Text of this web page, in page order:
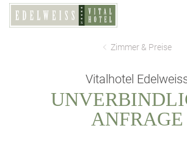
Zimmer & Preise
Vitalhotel
ANFRAGE